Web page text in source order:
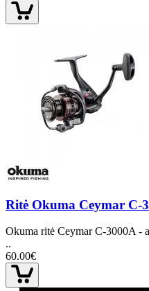
Ritė Okuma Ceymar C-
Okuma ritė Ceymar C-3000A -
..
60.00€